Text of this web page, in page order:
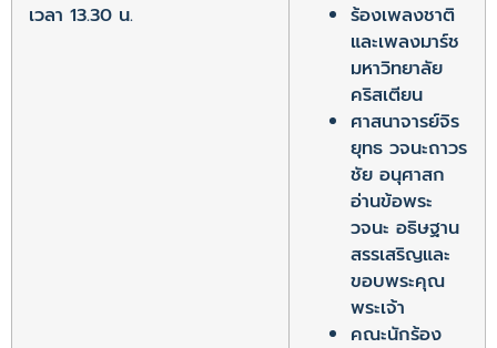
เวลา 13.30 น.
ร้องเพลงชาติ
และเพลงมาร์ช
มหาวิทยาลัย
คริสเตียน
ศาสนาจารย์จิร
ยุทธ วจนะถาวร
ชัย อนุศาสก
อ่านข้อพระ
วจนะ อธิษฐาน
สรรเสริญและ
ขอบพระคุณ
พระเจ้า
คณะนักร้อง